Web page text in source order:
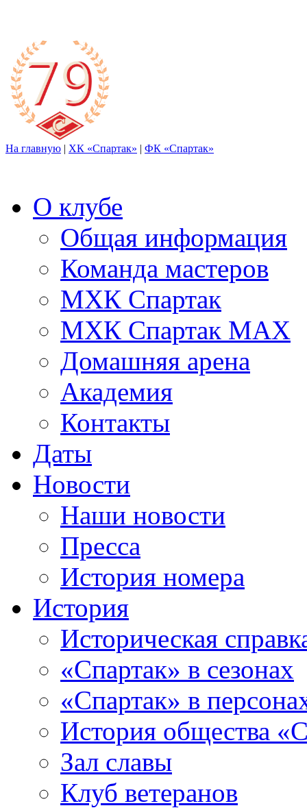
На главную | ХК «Спартак» | ФК «Спартак»
О клубе
Общая информация
Команда мастеров
МХК Спартак
МХК Спартак МАХ
Домашняя арена
Академия
Контакты
Даты
Новости
Наши новости
Пресса
История номера
История
Историческая
«Спартак» в сезонах
«Спартак» в
История общества
Зал славы
Клуб ветеранов